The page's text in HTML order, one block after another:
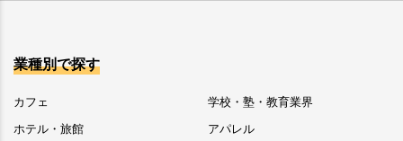
業種別で探す
カフェ
ホテル・旅館
学校・塾・教育業界
アパレル